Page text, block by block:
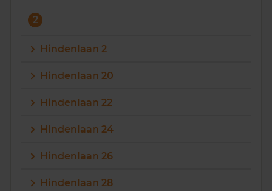
2
Hindenlaan 2
Hindenlaan 20
Hindenlaan 22
Hindenlaan 24
Hindenlaan 26
Hindenlaan 28